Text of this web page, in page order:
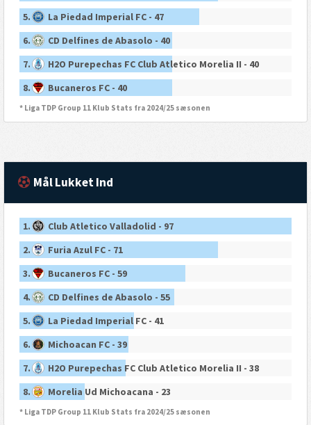
5.
La Piedad Imperial FC - 47
6.
CD Delfines de Abasolo - 40
7.
H2O Purepechas FC Club Atletico Morelia II - 40
8.
Bucaneros FC - 40
* Liga TDP Group 11 Klub Stats fra 2024/25 sæsonen
Mål Lukket Ind
1.
Club Atletico Valladolid - 97
2.
Furia Azul FC - 71
3.
Bucaneros FC - 59
4.
CD Delfines de Abasolo - 55
5.
La Piedad Imperial FC - 41
6.
Michoacan FC - 39
7.
H2O Purepechas FC Club Atletico Morelia II - 38
8.
Morelia Ud Michoacana - 23
* Liga TDP Group 11 Klub Stats fra 2024/25 sæsonen